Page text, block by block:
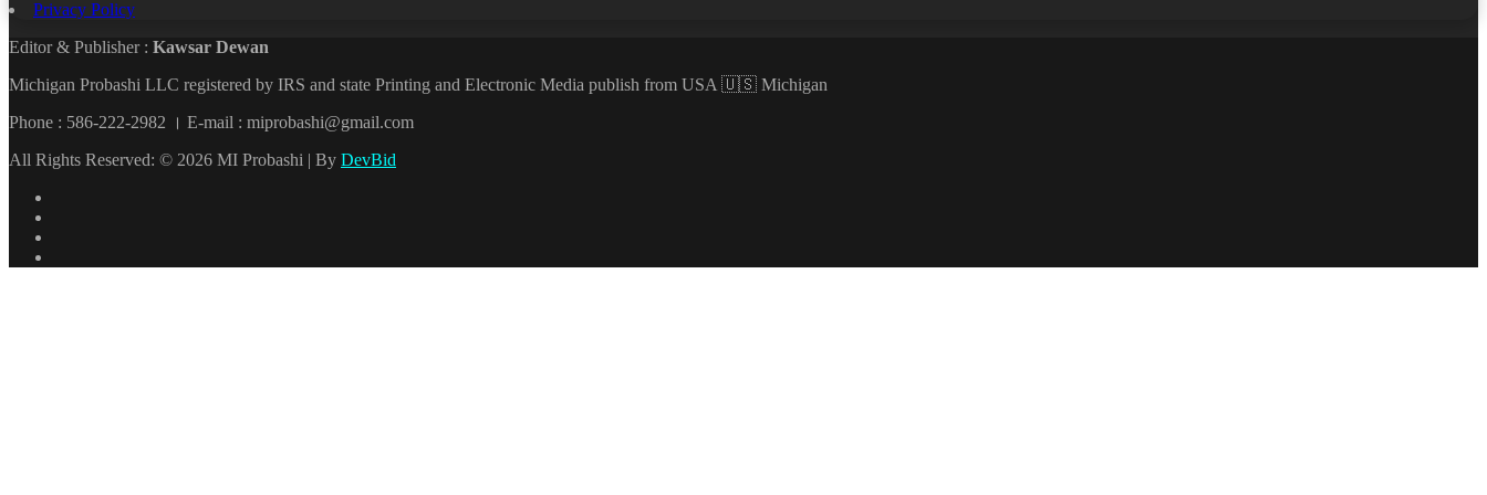
Privacy Policy
Editor & Publisher : Kawsar Dewan
Michigan Probashi LLC registered by IRS and state Printing and Electronic Media publish from USA 🇺🇸 Michigan
Phone : 586-222-2982 । E-mail : miprobashi@gmail.com
All Rights Reserved: © 2026 MI Probashi | By DevBid